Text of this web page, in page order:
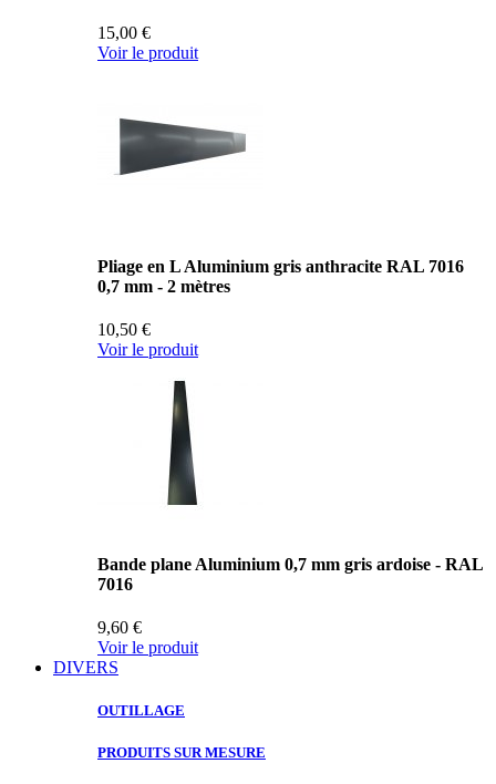
15,00 €
Voir le produit
Pliage en L Aluminium gris anthracite RAL 7016
0,7 mm - 2 mètres
10,50 €
Voir le produit
Bande plane Aluminium 0,7 mm gris ardoise - RAL
7016
9,60 €
Voir le produit
DIVERS
OUTILLAGE
PRODUITS SURMESURE